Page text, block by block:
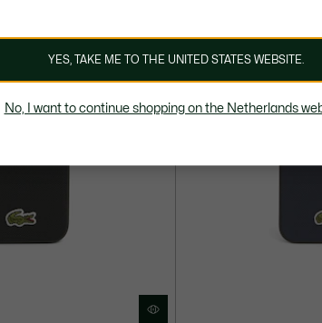
YES, TAKE ME TO THE UNITED STATES WEBSITE.
No, I want to continue shopping on the Netherlands